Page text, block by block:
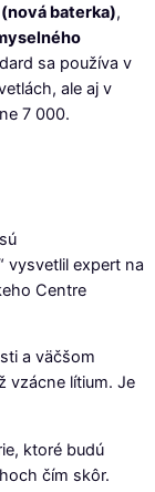
baterka),
sa používa v
ale aj v
7 000.
vysvetlil expert na
Centre
a väčšom
vzácne lítium. Je
ktoré budú
čím skôr.